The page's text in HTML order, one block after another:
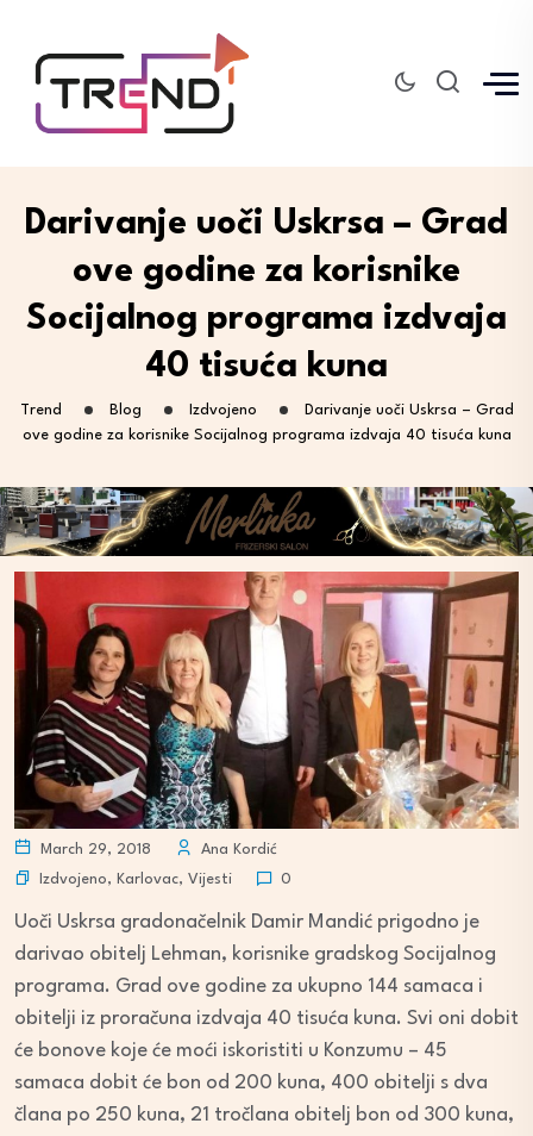
Darivanje uoči Uskrsa – Grad
ove godine za korisnike
Socijalnog programa izdvaja
40 tisuća kuna
Trend Blog Izdvojeno
Darivanje uoči Uskrsa – Grad
ove godine za korisnike Socijalnog programa izdvaja 40 tisuća kuna
March 29, 2018
Ana Kordić
Izdvojeno, Karlovac, Vijesti 0
Uoči Uskrsa gradonačelnik Damir Mandić prigodno je
darivao obitelj Lehman, korisnike gradskog Socijalnog
programa. Grad ove godine za ukupno 144 samaca i
obitelji iz proračuna izdvaja 40 tisuća kuna. Svi oni dobit
će bonove koje će moći iskoristiti u Konzumu – 45
samaca dobit će bon od 200 kuna, 400 obitelji s dva
člana po 250 kuna, 21 tročlana obitelj bon od 300 kuna,